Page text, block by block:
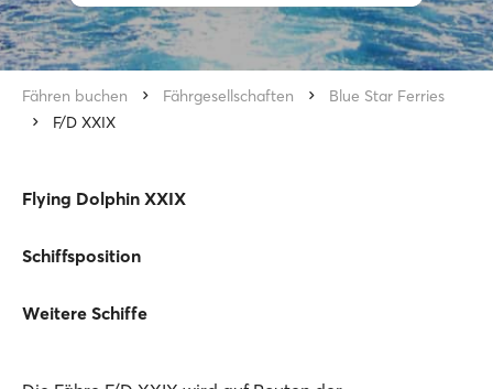
Fähren buchen Fährgesellschaften
Blue Star Ferries
F/D XXIX
Flying Dolphin XXIX
Schiffsposition
Weitere Schiffe